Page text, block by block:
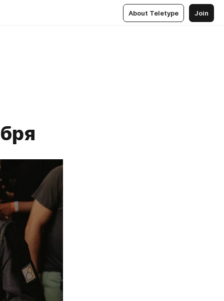
About Teletype Join